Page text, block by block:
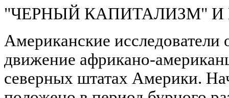
"ЧЕРНЫЙ КАПИТАЛИЗМ" И
Американские исследователи
движение африкано-
северных штатах Америки.